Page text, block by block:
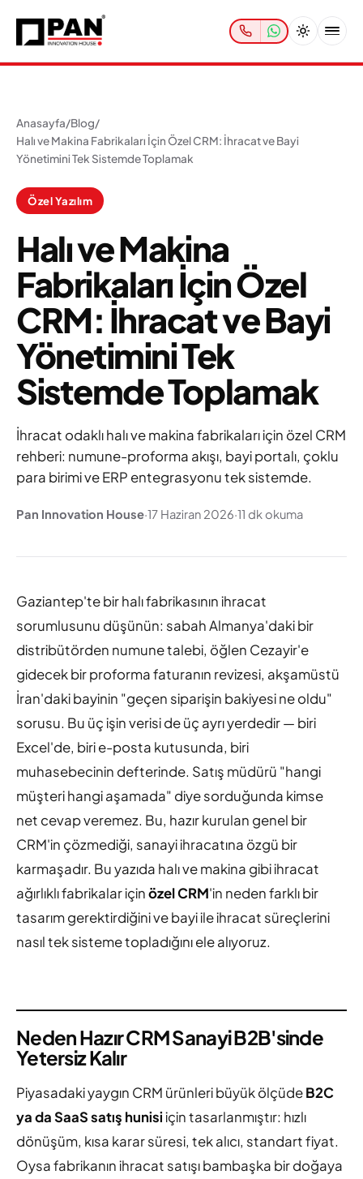
Anasayfa/Blog/
Halı ve Makina Fabrikaları İçin Özel CRM: İhracat ve Bayi
Yönetimini Tek Sistemde Toplamak
Özel Yazılım
Halı ve Makina
Fabrikaları İçin Özel
CRM: İhracat ve Bayi
Yönetimini Tek
Sistemde Toplamak
İhracat odaklı halı ve makina fabrikaları için özel CRM
rehberi: numune-proforma akışı, bayi portalı, çoklu
para birimi ve ERP entegrasyonu tek sistemde.
Pan Innovation House·17 Haziran 2026·11 dk okuma
Gaziantep'te bir halı fabrikasının ihracat
sorumlusunu düşünün: sabah Almanya'daki bir
distribütörden numune talebi, öğlen Cezayir'e
gidecek bir proforma faturanın revizesi, akşamüstü
İran'daki bayinin "geçen siparişin bakiyesi ne oldu"
sorusu. Bu üç işin verisi de üç ayrı yerdedir — biri
Excel'de, biri e-posta kutusunda, biri
muhasebecinin defterinde. Satış müdürü "hangi
müşteri hangi aşamada" diye sorduğunda kimse
net cevap veremez. Bu, hazır kurulan genel bir
CRM'in çözmediği, sanayi ihracatına özgü bir
karmaşadır. Bu yazıda halı ve makina gibi ihracat
ağırlıklı fabrikalar içinözel CRM'in neden farklı bir
tasarım gerektirdiğini ve bayi ile ihracat süreçlerini
nasıl tek sisteme topladığını ele alıyoruz.
Neden Hazır CRM Sanayi B2B'sinde
Yetersiz Kalır
Piyasadaki yaygın CRM ürünleri büyük ölçüdeB2C
ya da SaaS satış hunisiiçin tasarlanmıştır: hızlı
dönüşüm, kısa karar süresi, tek alıcı, standart fiyat.
Oysa fabrikanın ihracat satışı bambaşka bir doğaya